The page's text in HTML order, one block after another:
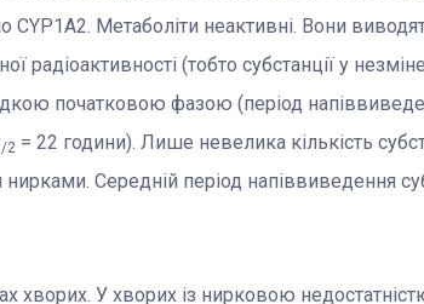
CYP1A2. Метаболіти неактивні. Вони
радіоактивності (тобто субстанції у
початковою фазою (період
2 = 22 години). Лише невелика кількість
Середній період напіввиведення
хворих. У хворих із нирковою